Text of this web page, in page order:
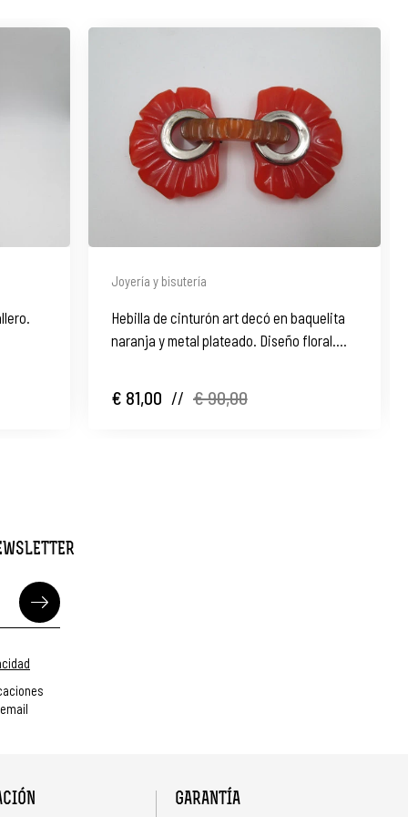
Joyería y bisutería
Hebilla de cinturón art decó en baquelita
naranja y metal plateado. Diseño floral.
€ 81,00 // € 90,00
GARANTÍA